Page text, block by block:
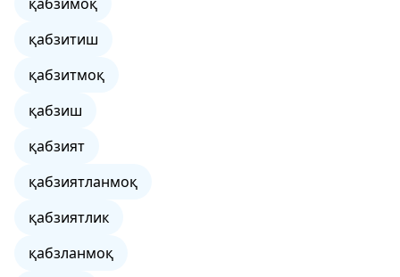
қабзитиш
қабзитмоқ
қабзиш
қабзият
қабзиятланмоқ
қабзиятлик
қабзланмоқ